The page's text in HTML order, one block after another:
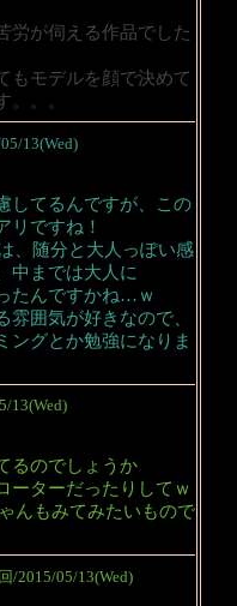
労が伺える作品でした
もモデルを顔で決めて
。。。
13(Wed)
してるんですが、この
リですね！
、随分と大人っぽい感
中までは大人に
たんですかね…ｗ
雰囲気が好きなので、
ングとか勉強になりま
13(Wed)
るのでしょうか
ーターだったりしてｗ
んもみてみたいもので
/2015/05/13(Wed)